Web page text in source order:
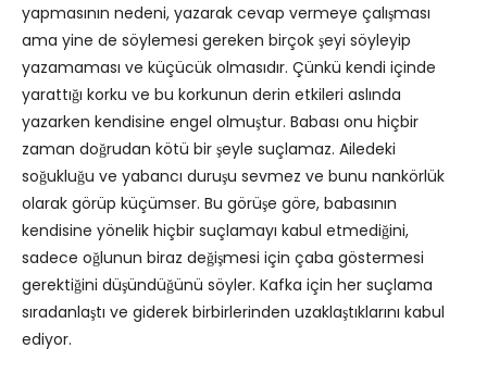
yapmasının nedeni, yazarak cevap vermeye çalışması
ama yine de söylemesi gereken birçok şeyi söyleyip
yazamaması ve küçücük olmasıdır. Çünkü kendi içinde
yarattığı korku ve bu korkunun derin etkileri aslında
yazarken kendisine engel olmuştur. Babası onu hiçbir
zaman doğrudan kötü bir şeyle suçlamaz. Ailedeki
soğukluğu ve yabancı duruşu sevmez ve bunu nankörlük
olarak görüp küçümser. Bu görüşe göre, babasının
kendisine yönelik hiçbir suçlamayı kabul etmediğini,
sadece oğlunun biraz değişmesi için çaba göstermesi
gerektiğini düşündüğünü söyler. Kafka için her suçlama
sıradanlaştı ve giderek birbirlerinden uzaklaştıklarını kabul
ediyor.